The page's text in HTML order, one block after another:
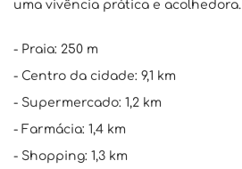
uma vivência prática e acolhedora.
- Praia: 250 m
- Centro da cidade: 9,1 km
- Supermercado: 1,2 km
- Farmácia: 1,4 km
- Shopping: 1,3 km